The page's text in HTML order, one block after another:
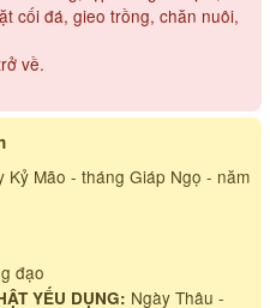
cối đá, gieo trồng, chăn nuôi,
về.
Mão - tháng Giáp Ngọ - năm
đạo
YẾU DỤNG: Ngày Thâu -